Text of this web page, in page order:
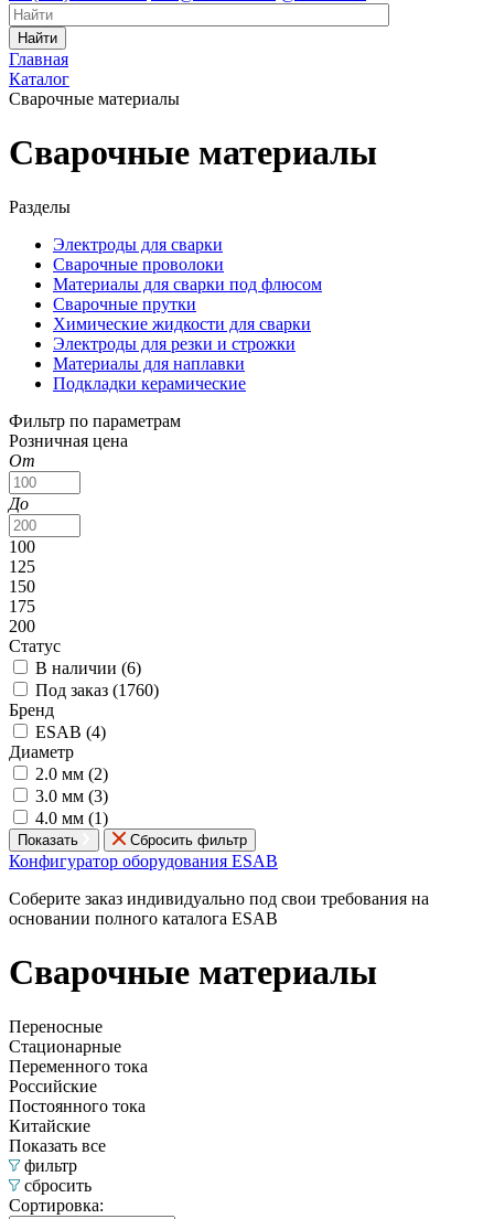
Найти
Главная
Каталог
Сварочные материалы
Сварочные материалы
Разделы
Электроды для сварки
Сварочные проволоки
Материалы для сварки под флюсом
Сварочные прутки
Химические жидкости для сварки
Электроды для резки и строжки
Материалы для наплавки
Подкладки керамические
Фильтр по параметрам
Розничная цена
От
До
100
125
150
175
200
Статус
В наличии (6)
Под заказ (1760)
Бренд
ESAB (4)
Диаметр
2.0 мм (2)
3.0 мм (3)
4.0 мм (1)
Показать Сбросить фильтр
Конфигуратор оборудования ESAB
Соберите заказ индивидуально под свои требования на
основании полного каталога ESAB
Сварочные материалы
Переносные
Стационарные
Переменного тока
Российские
Постоянного тока
Китайские
Показать все
фильтр
сбросить
Сортировка: